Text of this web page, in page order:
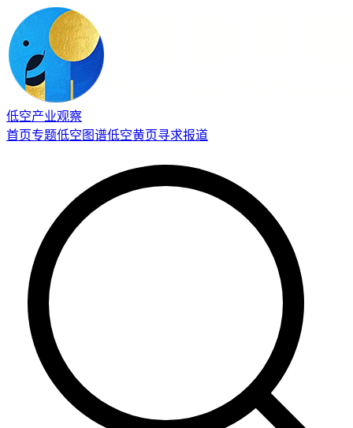
低空产业观察
首页专题低空图谱低空黄页寻求报道